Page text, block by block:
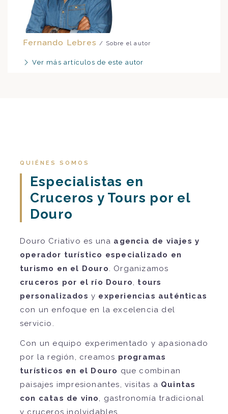
Fernando Lebres / Sobre el autor
Ver más artículos de este autor
QUIÉNES SOMOS
Especialistas en
Cruceros y Tours por el
Douro
Douro Criativo es una agencia de viajes y
operador turístico especializado en
turismo en el Douro. Organizamos
cruceros por el río Douro, tours
personalizados y experiencias auténticas
con un enfoque en la excelencia del
servicio.
Con un equipo experimentado y apasionado
por la región, creamos programas
turísticos en el Douro que combinan
paisajes impresionantes, visitas a Quintas
con catas de vino, gastronomía tradicional
y cruceros inolvidables.